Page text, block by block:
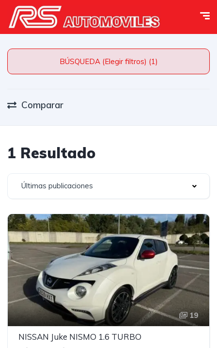
BÚSQUEDA (Elegir filtros) (1)
Comparar
1 Resultado
Últimas publicaciones
19
NISSAN Juke NISMO 1.6 TURBO